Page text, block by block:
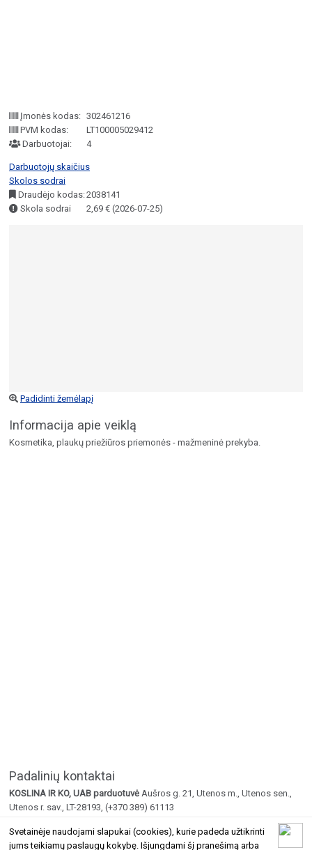
Svetainėje naudojami slapukai (cookies), kurie padeda užtikrinti
jums teikiamų paslaugų kokybę. Išjungdami šį pranešimą arba
Įmonės kodas: 302461216
PVM kodas:
LT100005029412
Darbuotojai:
4
Darbuotojų skaičius
Skolos sodrai
Draudėjo kodas:2038141
Skola sodrai
2,69 € (2026-07-25)
Padidinti žemėlapį
Informacija apie veiklą
Kosmetika, plaukų priežiūros priemonės - mažmeninė prekyba.
Padalinių kontaktai
KOSLINA IR KO, UAB parduotuvė Aušros g. 21, Utenos m., Utenos sen.,
Utenos r. sav., LT-28193, (+370 389) 61113